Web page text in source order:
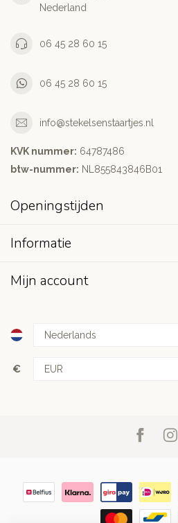
Nederland
06 45 28 60 15
06 45 28 60 15
info@stekelsenstaartjes.nl
KVK nummer: 64787486
btw-nummer: NL855843846B01
Openingstijden
Informatie
Mijn account
€